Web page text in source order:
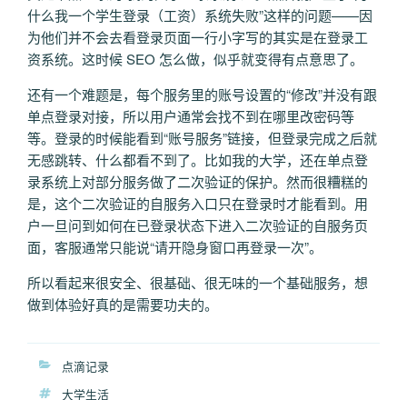
什么我一个学生登录（工资）系统失败”这样的问题——因
为他们并不会去看登录页面一行小字写的其实是在登录工
资系统。这时候 SEO 怎么做，似乎就变得有点意思了。
还有一个难题是，每个服务里的账号设置的“修改”并没有跟
单点登录对接，所以用户通常会找不到在哪里改密码等
等。登录的时候能看到“账号服务”链接，但登录完成之后就
无感跳转、什么都看不到了。比如我的大学，还在单点登
录系统上对部分服务做了二次验证的保护。然而很糟糕的
是，这个二次验证的自服务入口只在登录时才能看到。用
户一旦问到如何在已登录状态下进入二次验证的自服务页
面，客服通常只能说“请开隐身窗口再登录一次”。
所以看起来很安全、很基础、很无味的一个基础服务，想
做到体验好真的是需要功夫的。
分
点滴记录
标
大学生活